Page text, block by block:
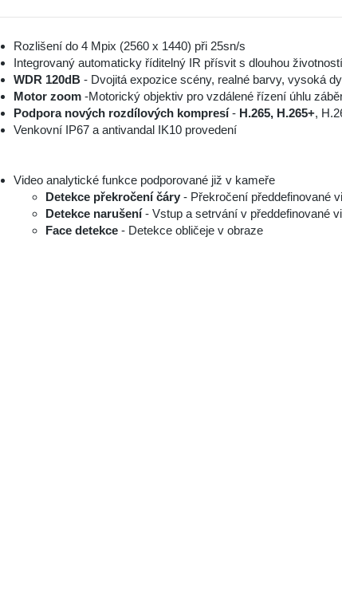
Rozlišení do 4 Mpix (2560 x 1440) při 25sn/s
Integrovaný automaticky říditelný IR přísvit s dlouhou
WDR 120dB - Dvojitá expozice scény, realné barvy, vysoká
Motor zoom -Motorický objektiv pro vzdálené řízení úhlu
Podpora nových rozdílových kompresí- H.265, H.265+,
Venkovní IP67 a antivandal IK10 provedení
Video analytické funkce podporované již v kameře
Detekce překročení čáry - Překročení předdefinované
Detekce narušení- Vstup a setrvání v předdefinované
Face detekce - Detekce obličeje v obraze